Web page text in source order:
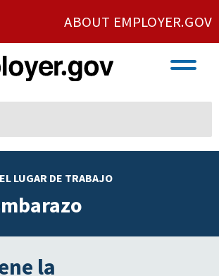
ABOUT EMPLOYER.GOV
LUGAR DE TRABAJO
la